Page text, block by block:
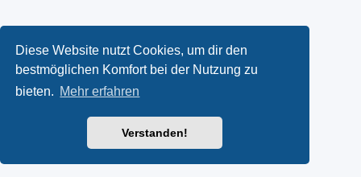
Diese Website nutzt Cookies, um dir den
bestmöglichen Komfort bei der Nutzung zu
bieten. Mehr erfahren
Verstanden!